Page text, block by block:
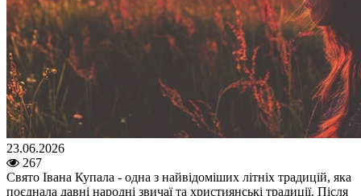
23.06.2026
267
Свято Івана Купала - одна з найвідоміших літніх традицій, яка
поєднала давні народні звичаї та християнські традиції. Після